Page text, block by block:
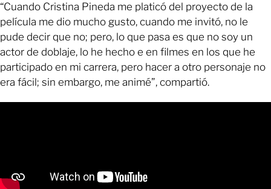
“Cuando Cristina Pineda me platicó del proyecto de la
película me dio mucho gusto, cuando me invitó, no le
pude decir que no; pero, lo que pasa es que no soy un
actor de doblaje, lo he hecho e en filmes en los que he
participado en mi carrera, pero hacer a otro personaje no
era fácil; sin embargo, me animé”, compartió.